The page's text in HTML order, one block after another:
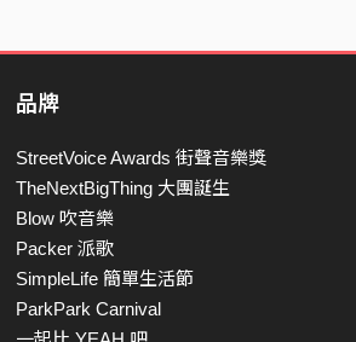
品牌
StreetVoice Awards 街聲音樂獎
TheNextBigThing 大團誕生
Blow 吹音樂
Packer 派歌
SimpleLife 簡單生活節
ParkPark Carnival